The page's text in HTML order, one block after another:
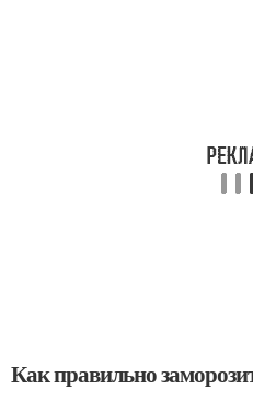
Как правильно